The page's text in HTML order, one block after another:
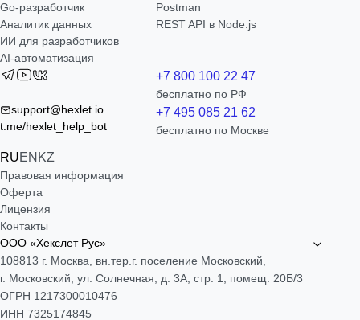
Go-разработчик
Аналитик данных
ИИ для разработчиков
AI-автоматизация
Postman
REST API в Node.js
support@hexlet.io
t.me/hexlet_help_bot
RUEN KZ
+7 800 100 22 47
бесплатно по РФ
+7 495 085 21 62
бесплатно по Москве
Правовая информация
Оферта
Лицензия
Контакты
ООО «Хекслет Рус»
108813 г. Москва, вн.тер.г. поселение Московский,
г. Московский, ул. Солнечная, д. 3А, стр. 1, помещ. 20Б/3
ОГРН 1217300010476
ИНН 7325174845